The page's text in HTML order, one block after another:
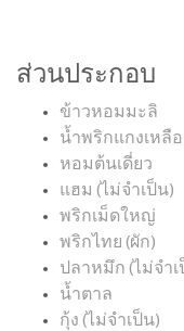
ส่วนประกอบ
ข้าวหอมมะลิ
น้ำพริกแกงเหลือ
หอมต้นเดี่ยว
แฮม (ไม่จำเป็น)
พริกเม็ดใหญ่
พริกไทย (ผัก)
ปลาหมึก (ไม่จำเ
น้ำตาล
กุ้ง (ไม่จำเป็น)